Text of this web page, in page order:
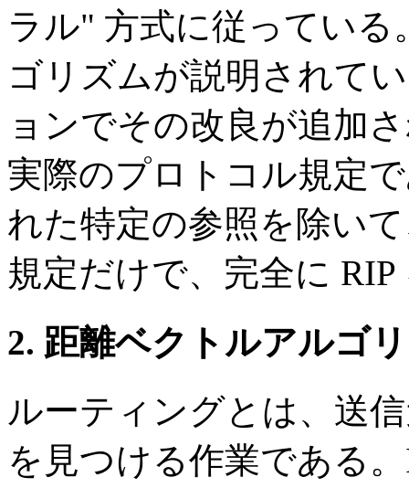
ラル" 方式に従ってい
ゴリズムが説明されて
ョンでその改良が追加
実際のプロトコル規定
れた特定の参照を除い
規定だけで、完全に
2. 距離ベクトルアルゴ
ルーティングとは、送
を見つける作業である